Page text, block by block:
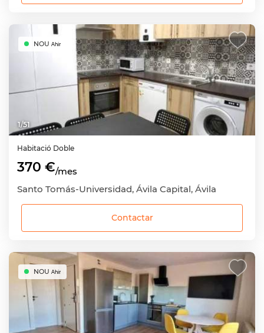
1/51
NOU Ahir
Habitació Doble
370 €/mes
Santo Tomás-Universidad, Ávila Capital, Ávila
Contactar
NOU Ahir